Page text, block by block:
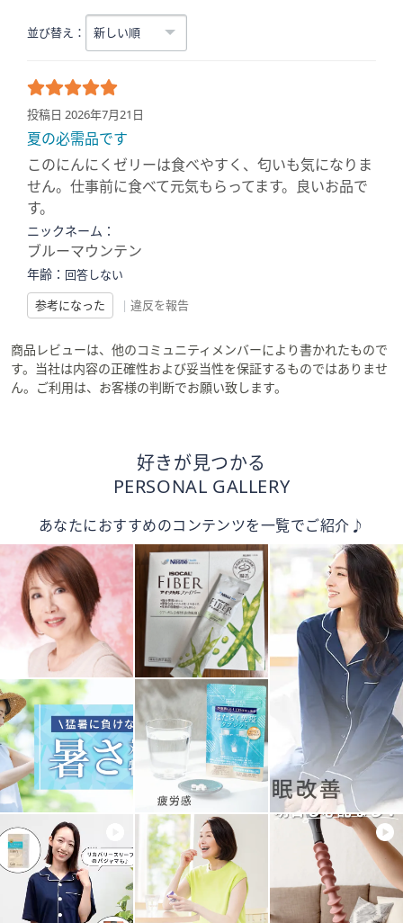
並び替え：
投稿日 2026年7月21日
夏の必需品です
このにんにくゼリーは食べやすく、匂いも気になりま
せん。仕事前に食べて元気もらってます。良いお品で
す。
ニックネーム：
ブルーマウンテン
年齢： 回答しない
参考になった
| 違反を報告
商品レビューは、他のコミュニティメンバーにより書かれたもので
す。当社は内容の正確性および妥当性を保証するものではありませ
ん。ご利用は、お客様の判断でお願い致します。
好きが見つかる
PERSONAL GALLERY
あなたにおすすめのコンテンツを一覧でご紹介♪